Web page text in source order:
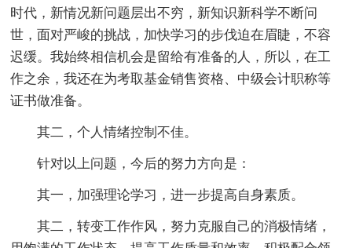
时代，新情况新问题层出不穷，新知识新科学不断问
世，面对严峻的挑战，加快学习的步伐迫在眉睫，不容
迟缓。我始终相信机会是留给有准备的人，所以，在工
作之余，我还在为考取基金销售资格、中级会计职称等
证书做准备。
其二，个人情绪控制不佳。
针对以上问题，今后的努力方向是：
其一，加强理论学习，进一步提高自身素质。
其二，转变工作作风，努力克服自己的消极情绪，